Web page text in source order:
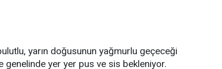
yarın doğusunun yağmurlu geçeceği
genelinde yer yer pus ve sis bekleniyor.